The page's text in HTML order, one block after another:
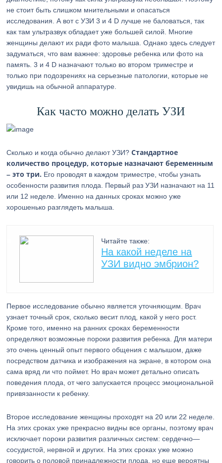
не стоит быть слишком мнительными и опасаться
исследования. А вот с УЗИ 3 и 4 D лучше не баловаться, так
как там ультразвук обладает уже большей силой. Многие
женщины делают их ради фото малыша. Однако здесь следует
задуматься, что вам важнее: здоровье ребенка или фото на
память. 3 и 4 D назначают только во втором триместре и
только при подозрениях на серьезные патологии, которые не
увидишь на обычной аппаратуре.
Как часто можно делать УЗИ
Сколько и когда обычно делают УЗИ?Стандартное
количество процедур, которые назначают беременным
– это три. Его проводят в каждом триместре, чтобы узнать
особенности развития плода. Первый раз УЗИ назначают на 11
или 12 неделе. Именно на данных сроках можно уже
хорошенько разглядеть малыша.
Читайте также:
На какой неделе на
УЗИ видно эмбрион?
Первое исследование обычно является уточняющим. Врач
узнает точный срок, сколько весит плод, какой у него рост.
Кроме того, именно на ранних сроках беременности
определяют возможные пороки развития ребенка. Для матери
это очень ценный опыт первого общения с малышом, даже
посредством датчика и изображения на экране, в котором она
сама вряд ли что поймет. Но врач может детально описать
поведения плода, от чего запускается процесс эмоциональной
привязанности к ребенку.
Второе исследование женщины проходят на 20 или 22 неделе.
На этих сроках уже прекрасно видны все органы, поэтому врач
исключает пороки развития различных систем: сердечно—
сосудистой, нервной и других. На этих сроках уже можно
говорить о половой принадлежности плода, но еще вероятны